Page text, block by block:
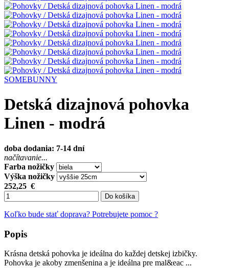
SOMEBUNNY
Detská dizajnová pohovka
Linen - modrá
doba dodania: 7-14 dní
načítavanie...
Farba nožičky
Výška nožičky
252,25 €
Do košíka
Koľko bude stať doprava? Potrebujete pomoc ?
Popis
Krásna detská pohovka je ideálna do každej detskej izbičky.
Pohovka je akoby zmenšenina a je ideálna pre mal&eac ...